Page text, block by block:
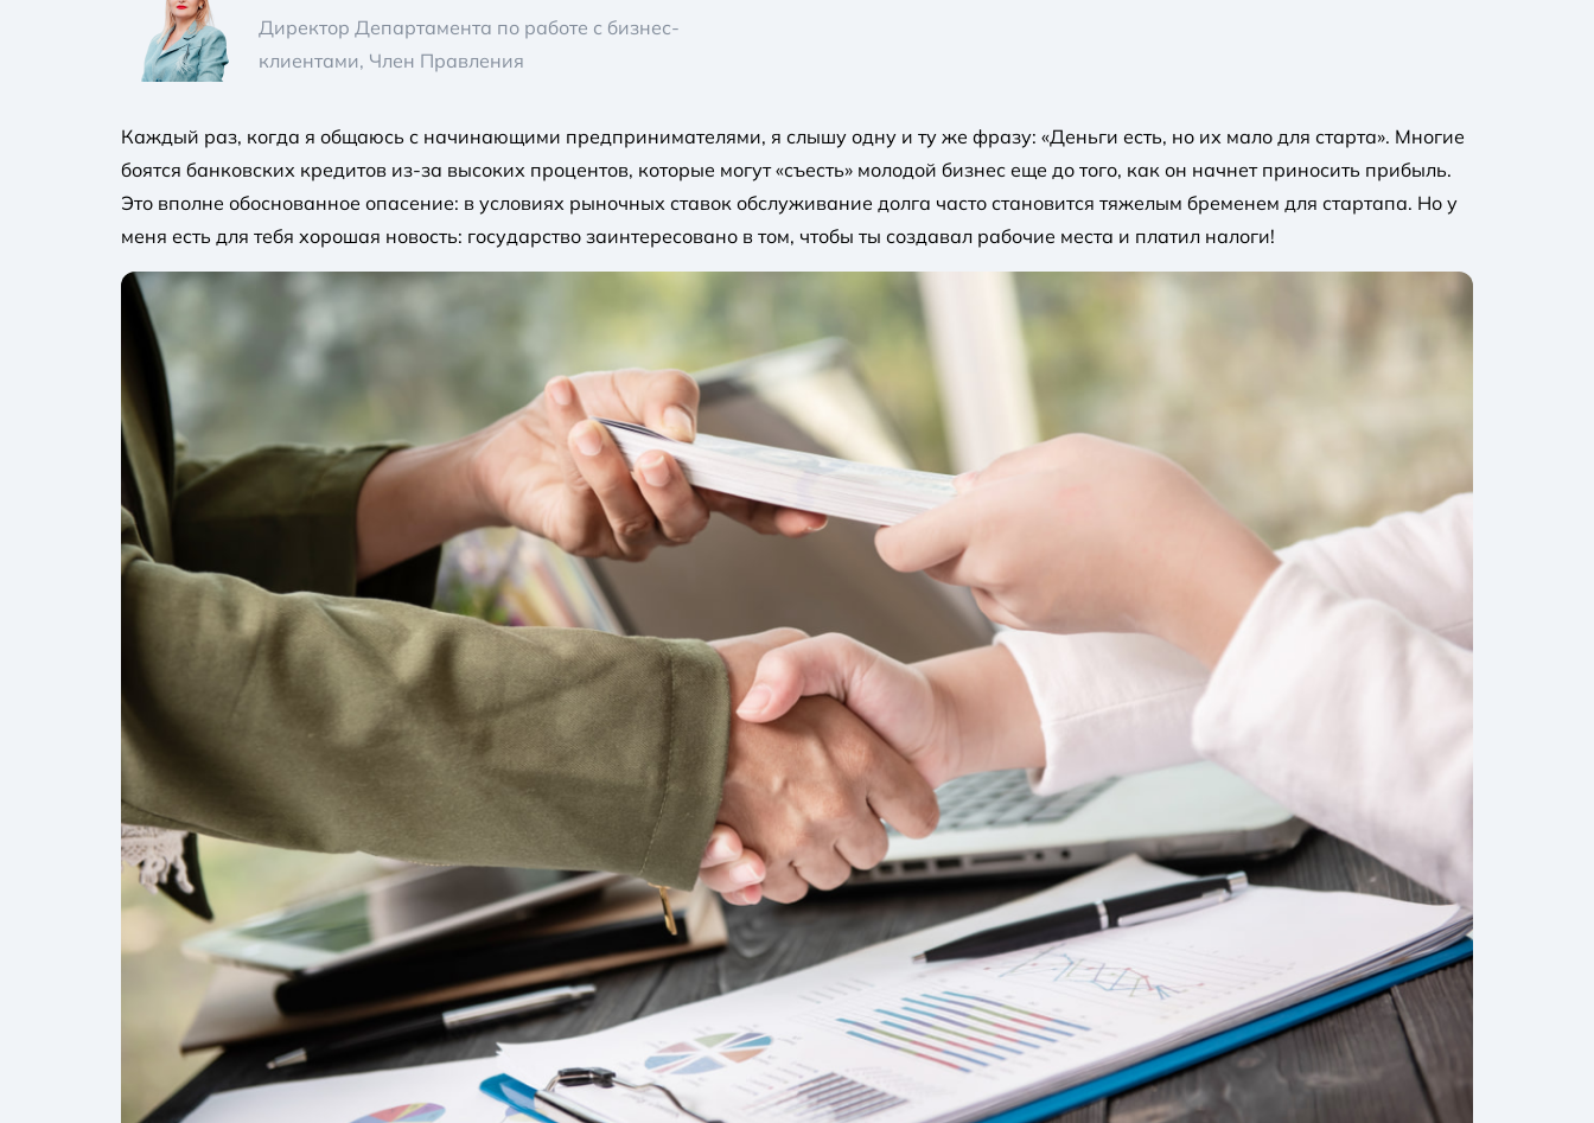
Директор Департамента по работе с бизнес-
клиентами, Член Правления
Каждый раз, когда я общаюсь с начинающими предпринимателями, я слышу одну и ту же фразу: «Деньги есть, но их мало для старта». Многие
боятся банковских кредитов из-за высоких процентов, которые могут «съесть» молодой бизнес еще до того, как он начнет приносить прибыль.
Это вполне обоснованное опасение: в условиях рыночных ставок обслуживание долга часто становится тяжелым бременем для стартапа. Но у
меня есть для тебя хорошая новость: государство заинтересовано в том, чтобы ты создавал рабочие места и платил налоги!